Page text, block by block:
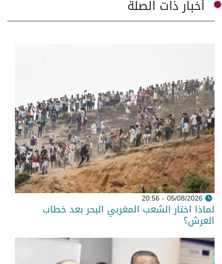
أخبار ذات الصلة
05/08/2026 - 20:56
لماذا اختار الشعب المغربي البحر بعد خطاب
العرش؟